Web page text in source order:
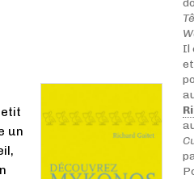
un
Il